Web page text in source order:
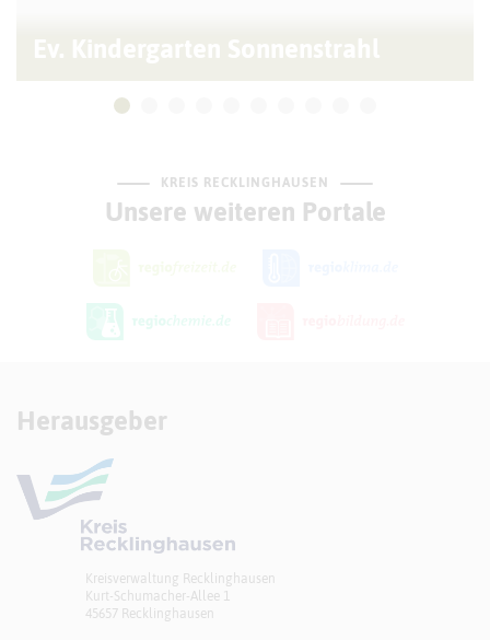
KREIS RECKLINGHAUSEN
Unsere weiteren Portale
Herausgeber
Kreisverwaltung Recklinghausen
Kurt-Schumacher-Allee 1
45657 Recklinghausen